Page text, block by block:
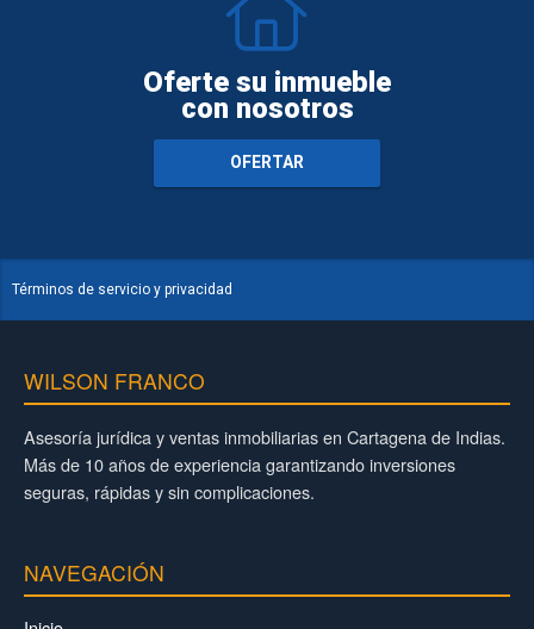
Oferte su inmueble
con nosotros
OFERTAR
Términos de servicio y privacidad
WILSON FRANCO
Asesoría jurídica y ventas inmobiliarias en Cartagena de Indias.
Más de 10 años de experiencia garantizando inversiones
seguras, rápidas y sin complicaciones.
NAVEGACIÓN